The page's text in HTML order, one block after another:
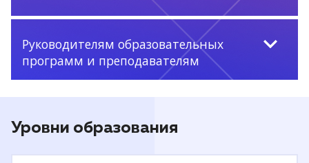
Руководителям образовательных
программ и преподавателям
Уровни образования